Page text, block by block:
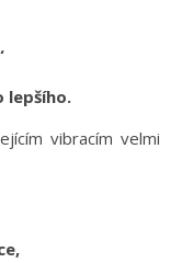
lepšího.
vibracím velmi